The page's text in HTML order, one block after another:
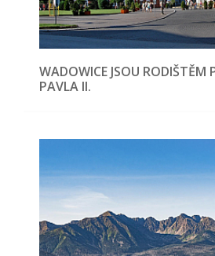
WADOWICE JSOU RODIŠTĚM
PAVLA II.